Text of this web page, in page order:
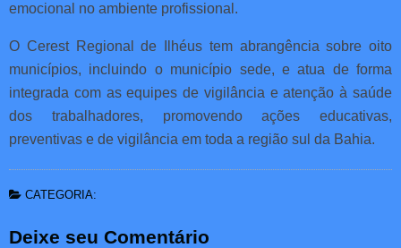
emocional no ambiente profissional.
O Cerest Regional de Ilhéus tem abrangência sobre oito
municípios, incluindo o município sede, e atua de forma
integrada com as equipes de vigilância e atenção à saúde
dos trabalhadores, promovendo ações educativas,
preventivas e de vigilância em toda a região sul da Bahia.
CATEGORIA:
Deixe seu Comentário